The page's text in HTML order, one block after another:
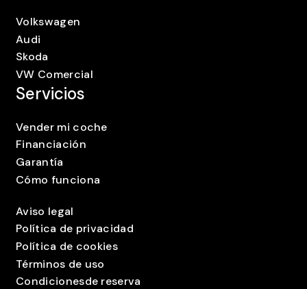
Volkswagen
Audi
Skoda
VW Comercial
Servicios
Vender mi coche
Financiación
Garantía
Cómo funciona
Aviso legal
Política de privacidad
Política de cookies
Términos de uso
Condicionesde reserva